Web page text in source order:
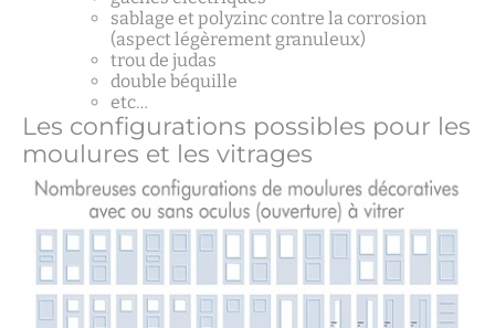
sablage et polyzinc contre la corrosion
(aspect légèrement granuleux)
trou de judas
double béquille
etc…
Les configurations possibles pour les
moulures et les vitrages